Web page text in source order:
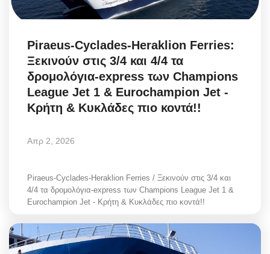
Piraeus-Cyclades-Heraklion Ferries:
Ξεκινούν στις 3/4 και 4/4 τα
δρομολόγια-express των Champions
League Jet 1 & Eurochampion Jet -
Κρήτη & Κυκλάδες πιο κοντά!!
Απρ 2, 2026
Piraeus-Cyclades-Heraklion Ferries / Ξεκινούν στις 3/4 και
4/4 τα δρομολόγια-express των Champions League Jet 1 &
Eurochampion Jet - Κρήτη & Κυκλάδες πιο κοντά!!